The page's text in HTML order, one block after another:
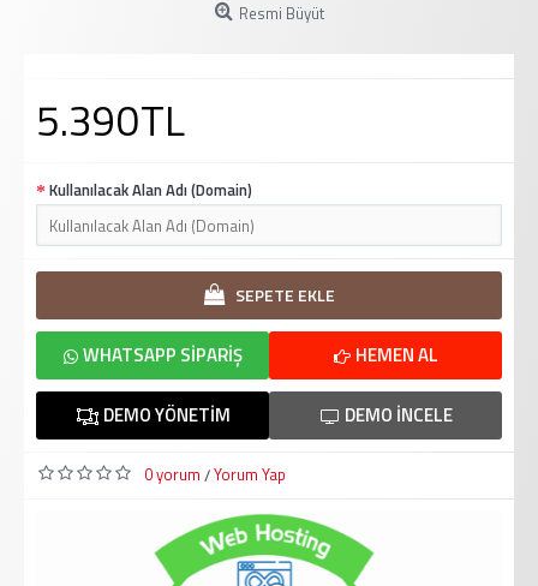
Resmi Büyüt
5.390TL
Kullanılacak Alan Adı (Domain)
SEPETE EKLE
HEMEN AL
WHATSAPP SIPARIŞ
DEMO İNCELE
DEMO YÖNETIM
0 yorum /Yorum Yap